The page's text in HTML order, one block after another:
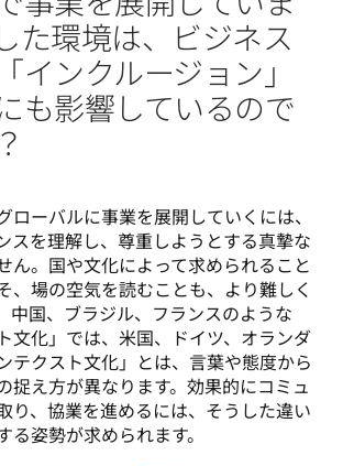
た環境は、ビジネス
インクルージョン」
も影響しているので
ローバルに事業を展開していくには、
スを理解し、尊重しようとする真摯な
ん。国や文化によって求められること
、場の空気を読むことも、より難しく
中国、ブラジル、フランスのような
文化」では、米国、ドイツ、オランダ
テクスト文化」とは、言葉や態度から
捉え方が異なります。効果的にコミュ
り、協業を進めるには、そうした違い
る姿勢が求められます。